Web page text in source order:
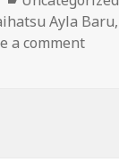
Ayla Baru,
a comment